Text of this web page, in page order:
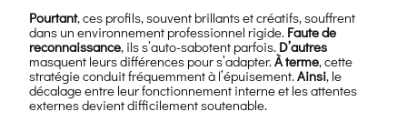
Pourtant, ces profils, souvent brillants et créatifs, souffrent
dans un environnement professionnel rigide. Faute de
reconnaissance, ils s’auto-sabotent parfois. D’autres
masquent leurs différences pour s’adapter.À terme, cette
stratégie conduit fréquemment à l’épuisement.Ainsi, le
décalage entre leur fonctionnement interne et les attentes
externes devient difficilement soutenable.